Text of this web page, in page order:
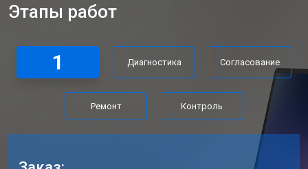
Замена матрицы ноутбука Asus
Ремонт цепи питания от 3500 ₽ Заказать
Замена USB порта от 2200 ₽ Заказать
Замена звуковой карты от 1700 ₽ Заказать
Заказать
Этапы работ
1 Диагностика Согласование
Ремонт Контроль